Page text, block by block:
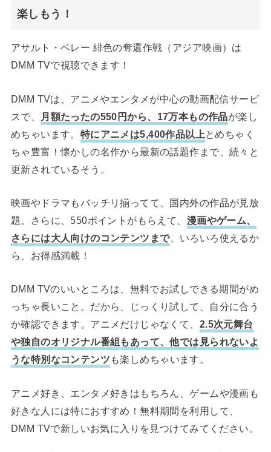
楽しもう！
アサルト・ベレー 緋色の奪還作戦（アジア映画）は
DMM TVで視聴できます！
DMM TVは、アニメやエンタメが中心の動画配信サービ
スで、
月額たったの550円から、17万本もの作品が楽し
めちゃいます。 特にアニメは5,400作品以上 とめちゃく
ちゃ豊富！懐かしの名作から最新の話題作まで、続々と
更新されているそう。
映画やドラマもバッチリ揃ってて、国内外の作品が見放
題。さらに、550ポイントがもらえて、 漫画やゲーム、
さらには大人向けのコンテンツまで、いろいろ使えるか
ら、お得感満載！
DMM TVのいいところは、無料でお試しできる期間がめ
っちゃ長いこと。だから、じっくり試して、自分に合う
か確認できます。アニメだけじゃなくて、 2.5次元舞台
や独自のオリジナル番組もあって、他では見られないよ
うな特別なコンテンツ も楽しめちゃいます。
アニメ好き、エンタメ好きはもちろん、ゲームや漫画も
好きな人には特におすすめ！無料期間を利用して、
DMM TVで新しいお気に入りを見つけてみてください。